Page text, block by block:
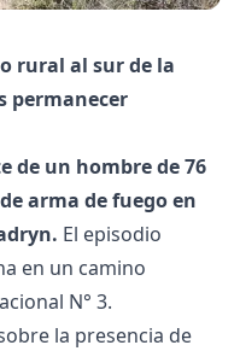
rural al sur de la
permanecer
de un hombre de 76
arma de fuego en
El episodio
en un camino
N° 3.
la presencia de